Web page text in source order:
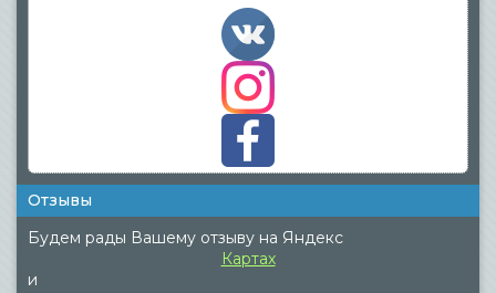
Отзывы
Будем рады Вашему отзыву на Яндекс
Картах
и